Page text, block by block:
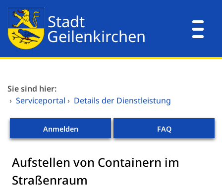
Zum Hauptinhalt springen
Zum Header
Zum Hauptinhalt
Zum Footer
Mitarbeitende A-Z
Verwaltungsorganisation
Sie sind hier:
› Serviceportal › Details der Dienstleistung
FAQ
Anmelden
Aufstellen von Containern im
Straßenraum